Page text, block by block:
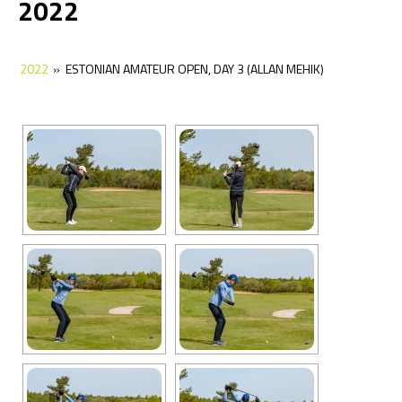
2022
2021
2019
2018
2017
2016
2015
2014
2021
2020
2018
2017
2016
2015
2014
2022
2022 » ESTONIAN AMATEUR OPEN, DAY 3 (ALLAN MEHIK)